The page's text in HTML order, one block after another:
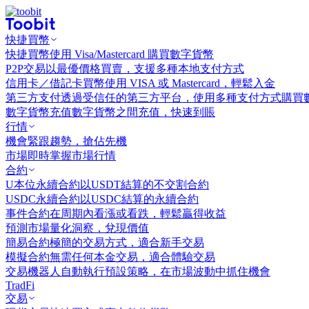
快捷買幣
快捷買幣使用 Visa/Mastercard 購買數字貨幣
P2P交易 以最優價格買賣，支援多種本地支付方式
信用卡／借記卡買幣使用 VISA 或 Mastercard，輕鬆入金
第三方支付透過受信任的第三方平台，使用多種支付方式購買
數字貨幣充值數字貨幣之間充值，快速到賬
行情
機會緊跟趨勢，搶佔先機
市場即時掌握市場行情
合約
U本位永續合約 以USDT結算的不交割合約
USDC永續合約 以USDC結算的永續合約
事件合約在周期內看漲或看跌，輕鬆贏得收益
預測市場量化洞察，兌現價值
簡易合約極簡的交易方式，適合新手交易
模擬合約無需任何本金交易，適合體驗交易
交易機器人 自動執行預設策略，在市場波動中抓住機會
TradFi
交易